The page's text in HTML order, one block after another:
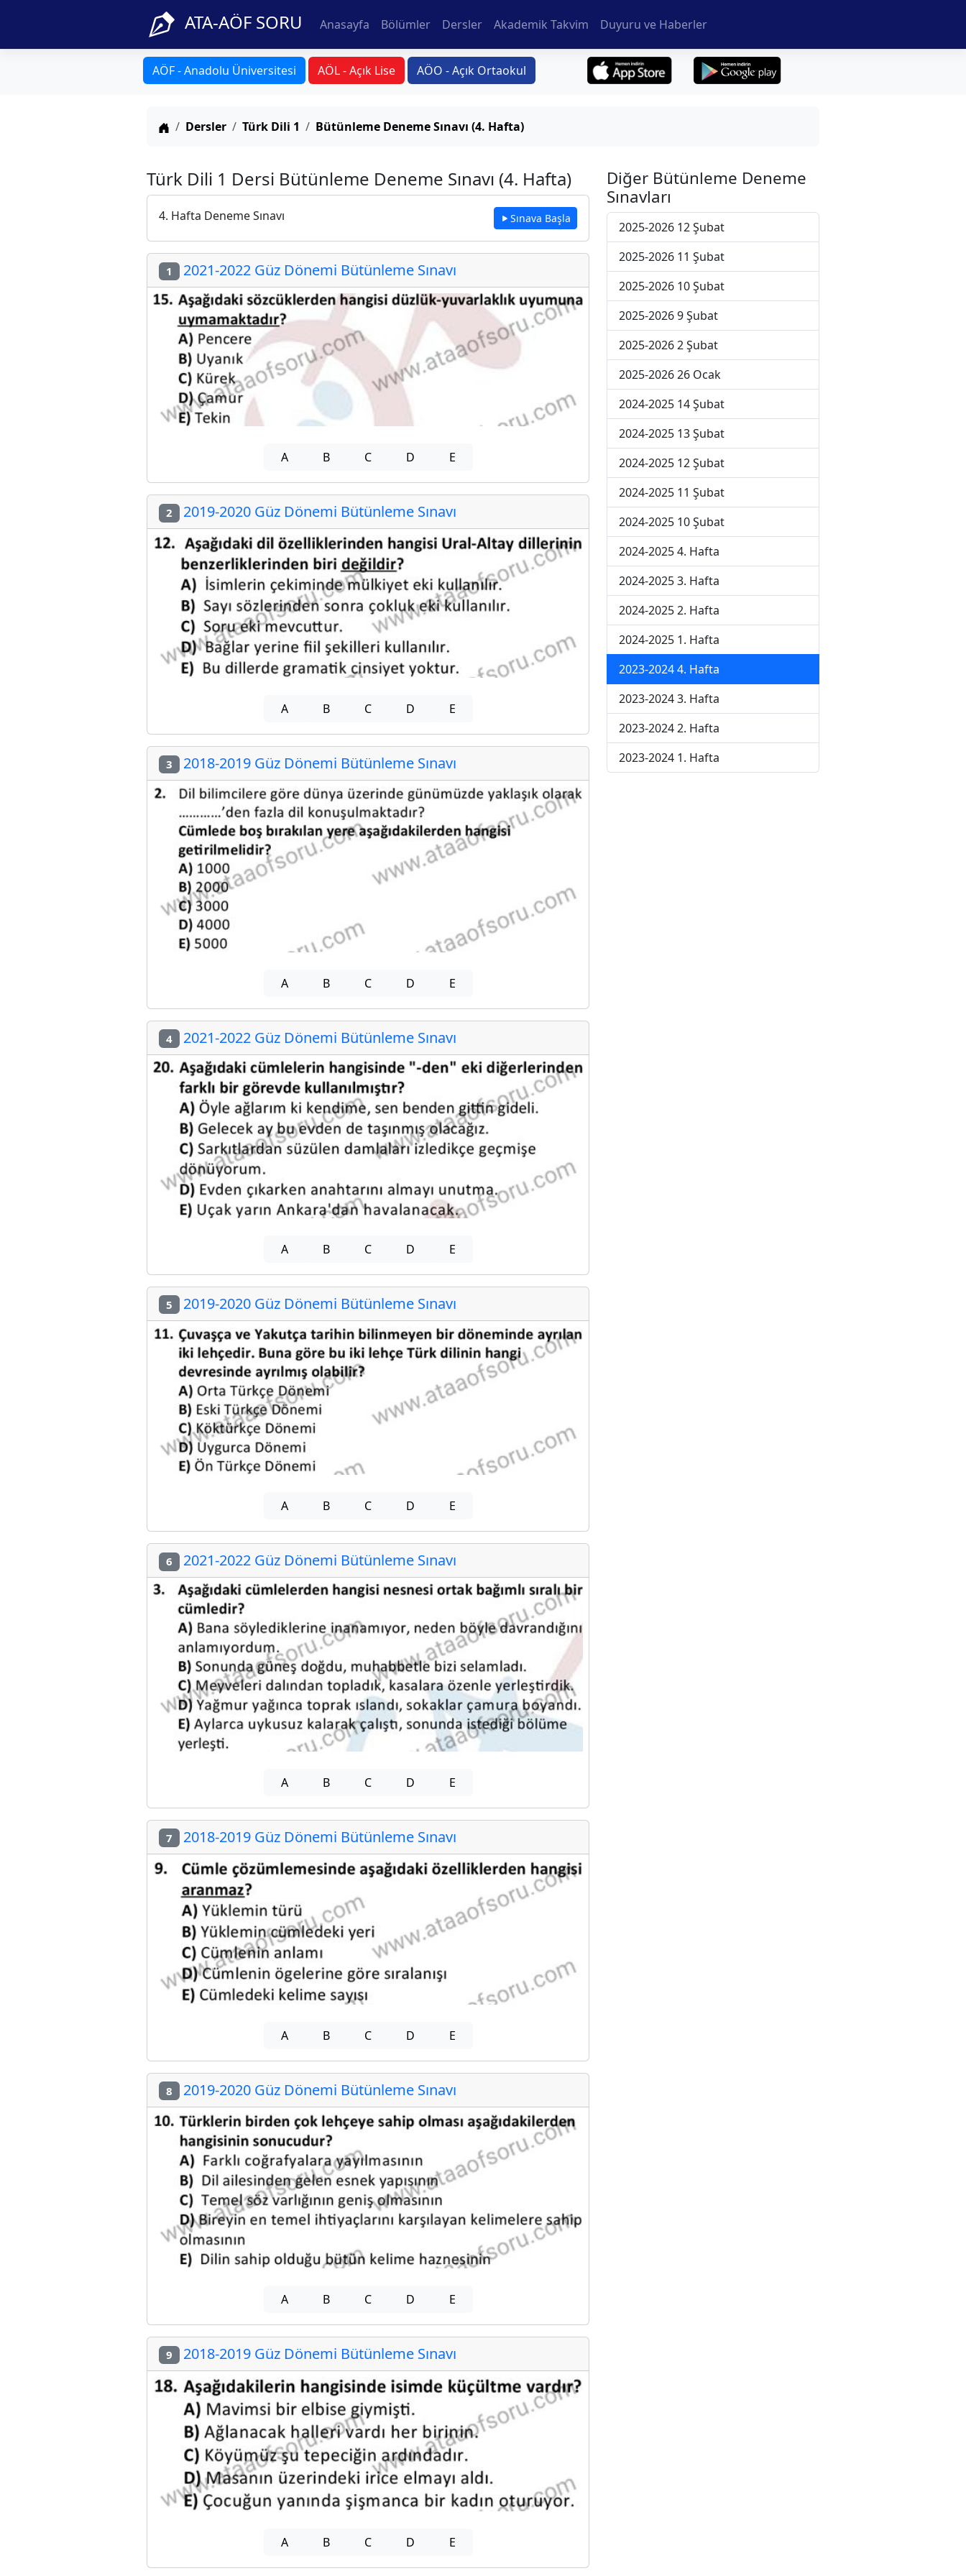
ATA-AÖF SORU Anasayfa Bölümler Dersler Akademik Takvim Duyuru ve Haberler
AÖF - Anadolu Üniversitesi AÖL - Açık Lise AÖO - Açık Ortaokul
Anasayfa
Dersler Türk Dili 1 Bütünleme Deneme Sınavı (4. Hafta)
Türk Dili 1 Dersi Bütünleme Deneme Sınavı (4. Hafta)
4. Hafta Deneme Sınavı Sınava Başla
1 2021-2022 Güz Dönemi Bütünleme Sınavı
A B C D E
2 2019-2020 Güz Dönemi Bütünleme Sınavı
A B C D E
3 2018-2019 Güz Dönemi Bütünleme Sınavı
A B C D E
4 2021-2022 Güz Dönemi Bütünleme Sınavı
A B C D E
5 2019-2020 Güz Dönemi Bütünleme Sınavı
A B C D E
6 2021-2022 Güz Dönemi Bütünleme Sınavı
A B C D E
7 2018-2019 Güz Dönemi Bütünleme Sınavı
A B C D E
8 2019-2020 Güz Dönemi Bütünleme Sınavı
A B C D E
9 2018-2019 Güz Dönemi Bütünleme Sınavı
A B C D E
Diğer Bütünleme Deneme
Sınavları
2025-2026 12 Şubat
2025-2026 11 Şubat
2025-2026 10 Şubat
2025-2026 9 Şubat
2025-2026 2 Şubat
2025-2026 26 Ocak
2024-2025 14 Şubat
2024-2025 13 Şubat
2024-2025 12 Şubat
2024-2025 11 Şubat
2024-2025 10 Şubat
2024-2025 4. Hafta
2024-2025 3. Hafta
2024-2025 2. Hafta
2024-2025 1. Hafta
2023-2024 4. Hafta
2023-2024 3. Hafta
2023-2024 2. Hafta
2023-2024 1. Hafta